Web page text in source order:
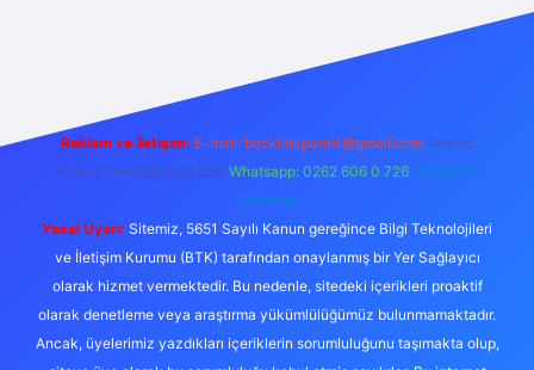
Reklam ve İletişim: E-mail: backlinkpaneli@gmail.com Teams:
forumhizmeti@gmail.com Whatsapp: 0262 606 0 726 Telegram:
@karabul
Yasal Uyarı: Sitemiz, 5651 Sayılı Kanun gereğince Bilgi Teknolojileri
ve İletişim Kurumu (BTK) tarafından onaylanmış bir Yer Sağlayıcı
olarak hizmet vermektedir. Bu nedenle, sitedeki içerikleri proaktif
olarak denetleme veya araştırma yükümlülüğümüz bulunmamaktadır.
Ancak, üyelerimiz yazdıkları içeriklerin sorumluluğunu taşımakta olup,